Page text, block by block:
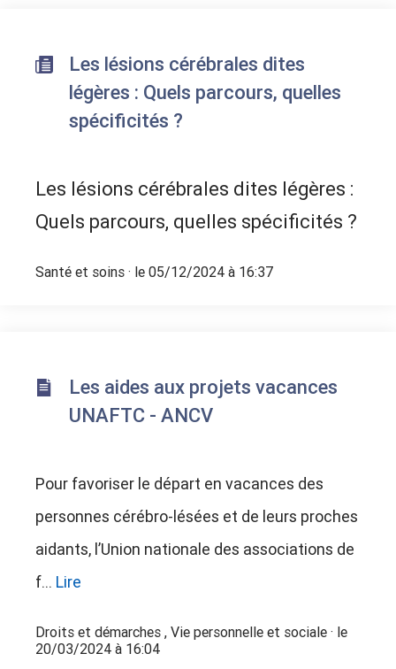
Les lésions cérébrales dites
légères : Quels parcours, quelles
spécificités ?
Les lésions cérébrales dites légères :
Quels parcours, quelles spécificités ?
Santé et soins · le 05/12/2024 à 16:37
Les aides aux projets vacances
UNAFTC - ANCV
Pour favoriser le départ en vacances des
personnes cérébro-lésées et de leurs proches
aidants, l’Union nationale des associations de
f... Lire
Droits et démarches , Vie personnelle et sociale · le
20/03/2024 à 16:04